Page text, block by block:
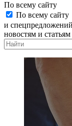
По всему сайту
По всему сайту
и спецпредложений
новостям и статьям